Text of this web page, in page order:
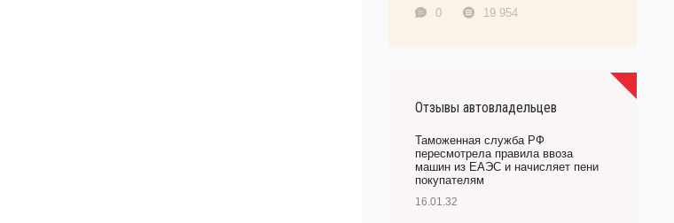
0 19 954
Отзывы автовладельцев
Таможенная служба РФ
пересмотрела правила ввоза
машин из ЕАЭС и начисляет пени
покупателям
16.01.32